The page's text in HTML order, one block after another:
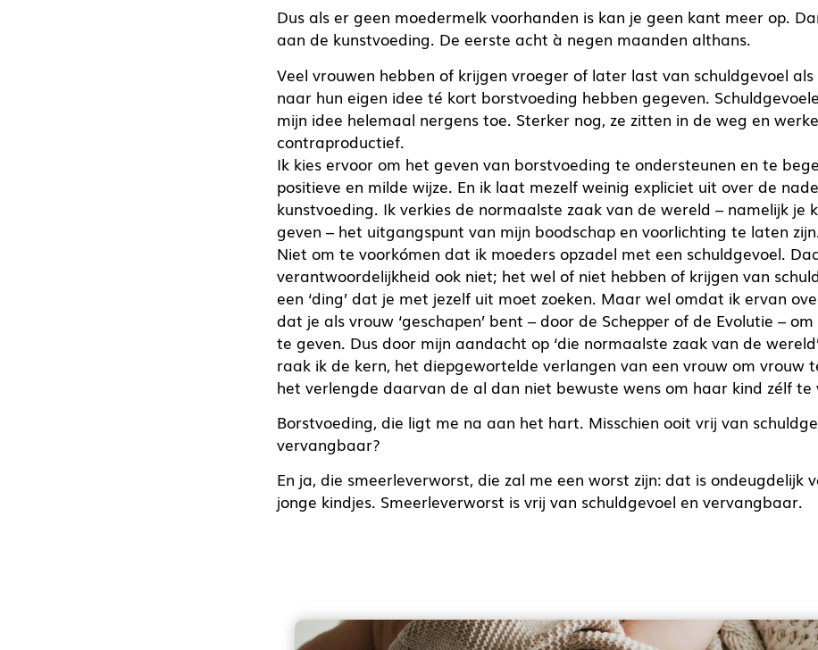
Dus als er geen moedermelk voorhanden is kan je geen kant meer op.
aan de kunstvoeding. De eerste acht à negen maanden althans.
Veel vrouwen hebben of krijgen vroeger of later last van schuldgevoel als
naar hun eigen idee té kort borstvoeding hebben gegeven.
mijn idee helemaal nergens toe. Sterker nog, ze zitten in de weg en
contraproductief.
Ik kies ervoor om het geven van borstvoeding te ondersteunen en te
positieve en milde wijze. En ik laat mezelf weinig expliciet uit over de
kunstvoeding. Ik verkies de normaalste zaak van de wereld – namelijk je
geven – het uitgangspunt van mijn boodschap en voorlichting te laten
Niet om te voorkómen dat ik moeders opzadel met een schuldgevoel.
verantwoordelijkheid ook niet; het wel of niet hebben of krijgen van
een ‘ding’ dat je met jezelf uit moet zoeken. Maar wel omdat ik ervan
dat je als vrouw ‘geschapen’ bent – door de Schepper of de Evolutie –
te geven. Dus door mijn aandacht op ‘die normaalste zaak van de
raak ik de kern, het diepgewortelde verlangen van een vrouw om vrouw
het verlengde daarvan de al dan niet bewuste wens om haar kind zélf te
Borstvoeding, die ligt me na aan het hart. Misschien ooit vrij van
vervangbaar?
En ja, die smeerleverworst, die zal me een worst zijn: dat is ondeugdelijk
jonge kindjes. Smeerleverworst is vrij van schuldgevoel en vervangbaar.